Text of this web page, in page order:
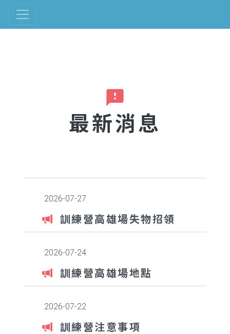
feedback
最新消息
2026-07-27
訓練營高雄場失物招領
2026-07-24
訓練營高雄場地點
2026-07-22
訓練營注意事項